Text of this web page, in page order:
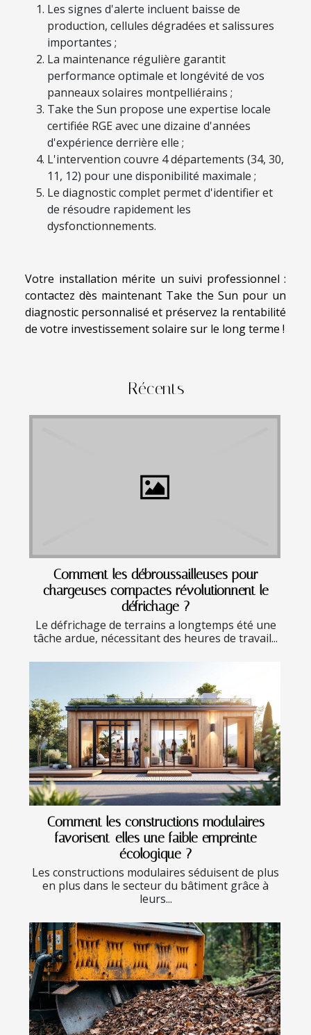
Les signes d'alerte incluent baisse de
production, cellules dégradées et salissures
importantes ;
La maintenance régulière garantit
performance optimale et longévité de vos
panneaux solaires montpelliérains ;
Take the Sun propose une expertise locale
certifiée RGE avec une dizaine d'années
d'expérience derrière elle ;
L'intervention couvre 4 départements (34, 30,
11, 12) pour une disponibilité maximale ;
Le diagnostic complet permet d'identifier et
de résoudre rapidement les
dysfonctionnements.
Votre installation mérite un suivi professionnel :
contactez dès maintenant Take the Sun pour un
diagnostic personnalisé et préservez la rentabilité
de votre investissement solaire sur le long terme !
Récents
Comment les débroussailleuses pour
chargeuses compactes révolutionnent le
défrichage ?
Le défrichage de terrains a longtemps été une
tâche ardue, nécessitant des heures de travail...
Comment les constructions modulaires
favorisent-elles une faible empreinte
écologique ?
Les constructions modulaires séduisent de plus
en plus dans le secteur du bâtiment grâce à
leurs...